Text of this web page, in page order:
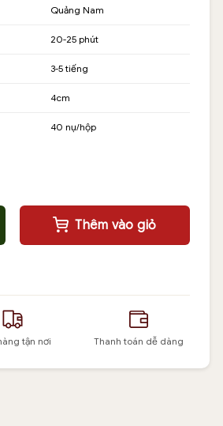
Quảng Nam
20-25 phút
3-5 tiếng
4cm
40 nụ/hộp
thức trầm hương cổ xưa số lượng
Thêm vào giỏ
tận nơi Thanh toán dễ dàng